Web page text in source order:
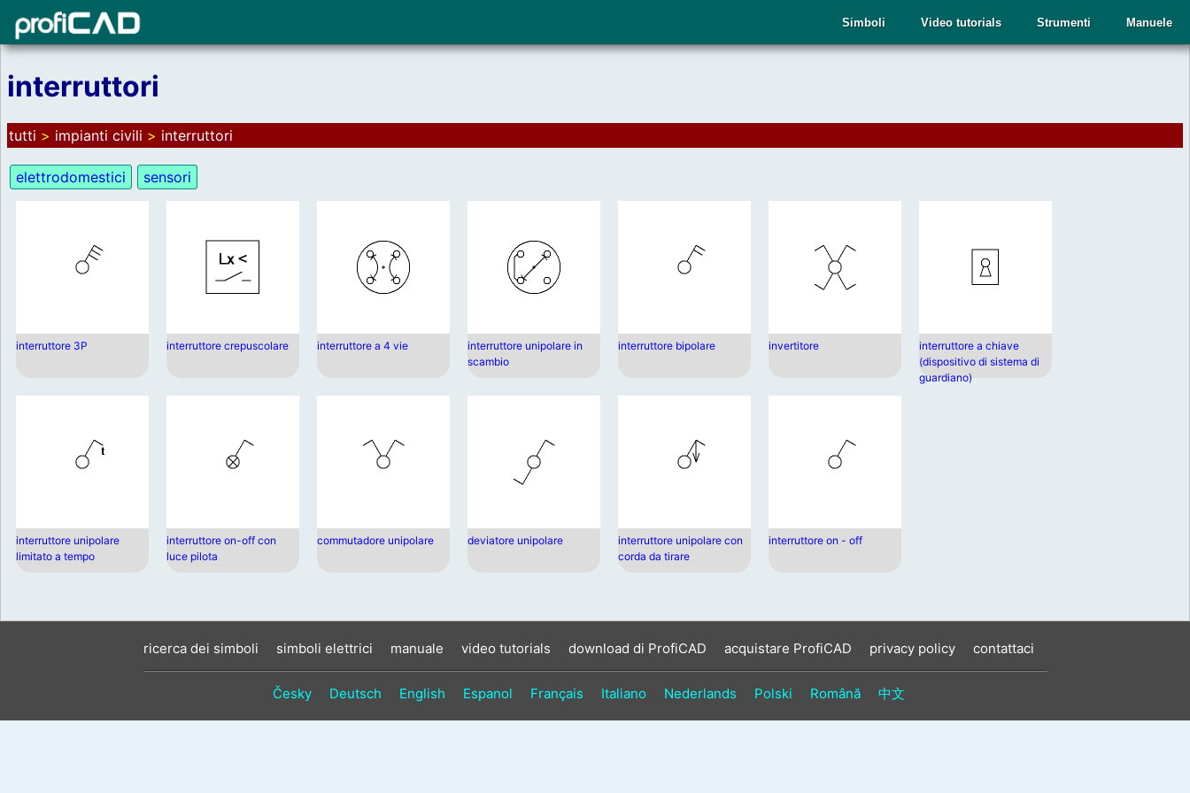
Manuele
Strumenti
Video tutorials
Simboli
interruttori
tutti > impianti civili > interruttori
elettrodomestici sensori
interruttore 3P interruttore crepuscolare interruttore a 4 vie
interruttore unipolare in
scambio
interruttore bipolare invertitore
interruttore a chiave
(dispositivo di sistema di
guardiano)
interruttore unipolare
limitato a tempo
interruttore on-off con
luce pilota
commutadore unipolare deviatore unipolare
interruttore unipolare con
corda da tirare
interruttore on - off
ricerca dei simboli simboli elettrici manuale video tutorials download di ProfiCAD acquistare ProfiCAD privacy policy contattaci
Česky Deutsch English Espanol Français Italiano Nederlands Polski Română 中文